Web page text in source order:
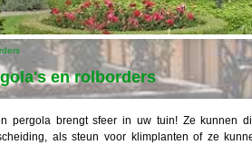
en rolborders
pergola brengt sfeer in uw tuin! Ze kunnen
als steun voor klimplanten of ze